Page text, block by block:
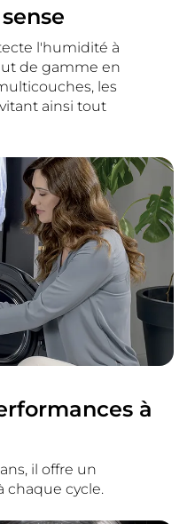
l'humidité à
de gamme en
les
ainsi tout
à
il offre un
chaque cycle.